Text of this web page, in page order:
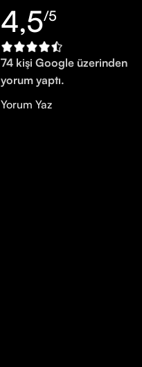
4,5/5
74 kişi Google üzerinden
yorum yaptı.
Yorum Yaz